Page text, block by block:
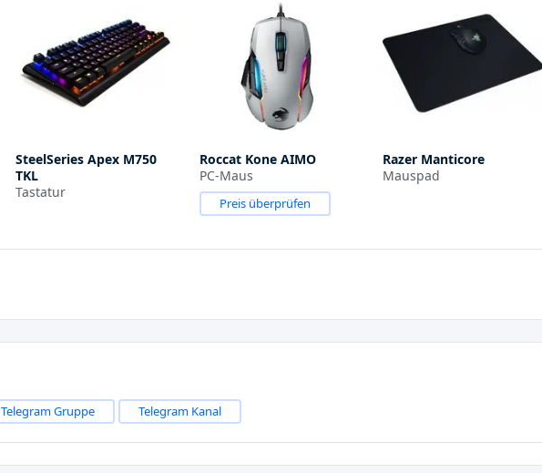
SteelSeries Apex M750
TKL
Tastatur
Roccat Kone AIMO
PC-Maus
Preis überprüfen
Razer Manticore
Mauspad
Telegram Gruppe Telegram Kanal